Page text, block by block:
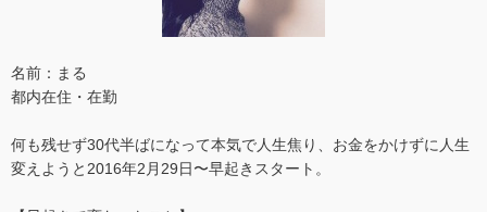
名前：まる
都内在住・在勤
何も残せず30代半ばになって本気で人生焦り、お金をかけずに人生
変えようと2016年2月29日〜早起きスタート。